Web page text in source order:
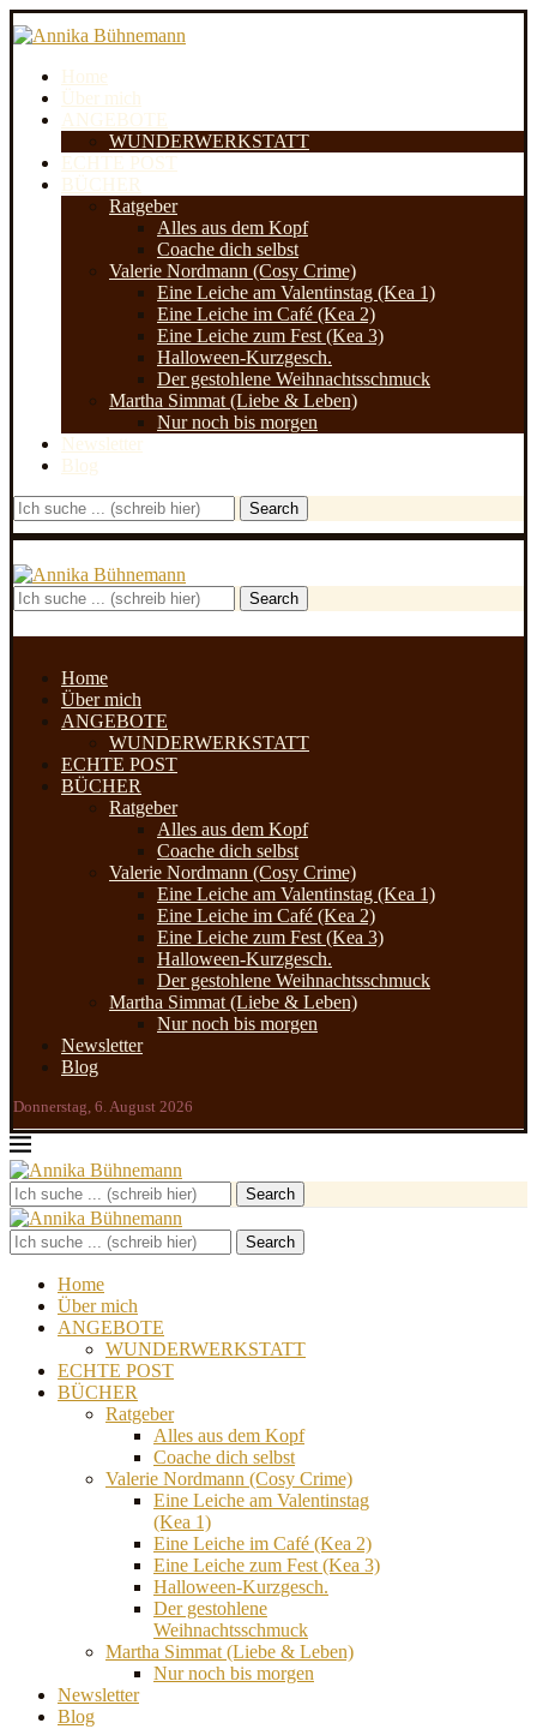
Home
Über mich
ANGEBOTE
WUNDERWERKSTATT
ECHTE POST
BÜCHER
Ratgeber
Alles aus dem Kopf
Coache dich selbst
Valerie Nordmann (Cosy Crime)
Eine Leiche am Valentinstag (Kea 1)
Eine Leiche im Café (Kea 2)
Eine Leiche zum Fest (Kea 3)
Halloween-Kurzgesch.
Der gestohlene Weihnachtsschmuck
Martha Simmat (Liebe & Leben)
Nur noch bis morgen
Newsletter
Blog
Search
Search
Home
Über mich
ANGEBOTE
WUNDERWERKSTATT
ECHTE POST
BÜCHER
Ratgeber
Alles aus dem Kopf
Coache dich selbst
Valerie Nordmann (Cosy Crime)
Eine Leiche am Valentinstag (Kea 1)
Eine Leiche im Café (Kea 2)
Eine Leiche zum Fest (Kea 3)
Halloween-Kurzgesch.
Der gestohlene Weihnachtsschmuck
Martha Simmat (Liebe & Leben)
Nur noch bis morgen
Newsletter
Blog
Donnerstag, 6. August 2026
Search
Search
Home
Über mich
ANGEBOTE
WUNDERWERKSTATT
ECHTE POST
BÜCHER
Ratgeber
Alles aus dem Kopf
Coache dich selbst
Valerie Nordmann (Cosy Crime)
Eine Leiche am Valentinstag
(Kea 1)
Eine Leiche im Café (Kea 2)
Eine Leiche zum Fest (Kea 3)
Halloween-Kurzgesch.
Der gestohlene
Weihnachtsschmuck
Martha Simmat (Liebe & Leben)
Nur noch bis morgen
Newsletter
Blog